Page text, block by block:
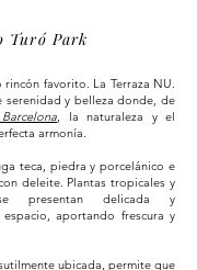
Turó Park
favorito. La Terraza NU.
serenidad y belleza donde, de
, la naturaleza y el
armonía.
teca, piedra y porcelánico e
deleite. Plantas tropicales y
presentan delicada y
aportando frescura y
ubicada, permite que